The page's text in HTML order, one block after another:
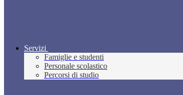
Servizi
Famiglie e studenti
Personale scolastico
Percorsi di studio